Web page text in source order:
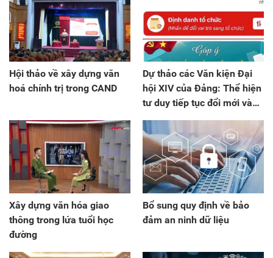
Hội thảo về xây dựng văn
hoá chính trị trong CAND
Dự thảo các Văn kiện Đại
hội XIV của Đảng: Thể hiện
tư duy tiếp tục đổi mới và
khát vọng phát triển đất
nước
Xây dựng văn hóa giao
thông trong lứa tuổi học
đường
Bổ sung quy định về bảo
đảm an ninh dữ liệu